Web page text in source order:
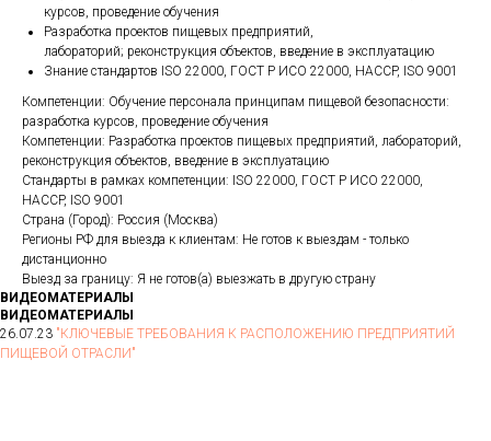
курсов, проведение обучения
Разработка проектов пищевых предприятий,
лабораторий; реконструкция объектов, введение в эксплуатацию
Знание стандартов ISO 22000, ГОСТ Р ИСО 22000, HACCP, ISO 9001
Компетенции: Обучение персонала принципам пищевой безопасности:
разработка курсов, проведение обучения
Компетенции: Разработка проектов пищевых предприятий, лабораторий,
реконструкция объектов, введение в эксплуатацию
Стандарты в рамках компетенции: ISO 22000, ГОСТ Р ИСО 22000,
HACCP, ISO 9001
Страна (Город): Россия (Москва)
Регионы РФ для выезда к клиентам: Не готов к выездам - только
дистанционно
Выезд за границу: Я не готов(а) выезжать в другую страну
ВИДЕОМАТЕРИАЛЫ
ВИДЕОМАТЕРИАЛЫ
26.07.23 "КЛЮЧЕВЫЕ ТРЕБОВАНИЯ К РАСПОЛОЖЕНИЮ ПРЕДПРИЯТИЙ
ПИЩЕВОЙ ОТРАСЛИ"